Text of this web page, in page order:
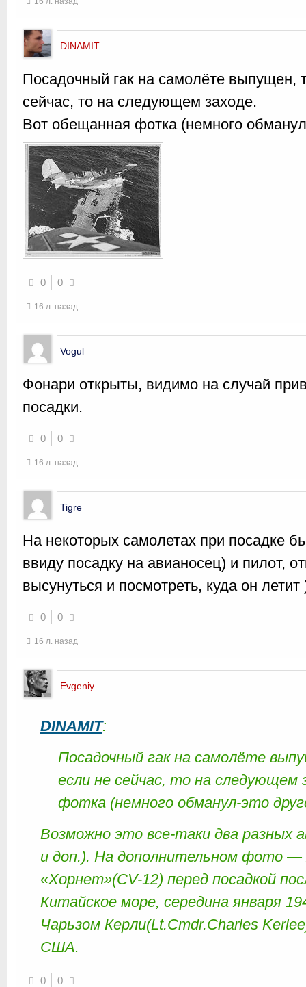
DINAMIT
Посадочный гак на самолёте выпущен,
сейчас, то на следующем заходе.
Вот обещанная фотка (немного
0 0
16 л. назад
Vogul
Фонари открыты, видимо на случай
посадки.
0 0
16 л. назад
Tigre
На некоторых самолетах при посадке
ввиду посадку на авианосец) и пилот,
высунуться и посмотреть, куда он летит
0 0
16 л. назад
Evgeniy
DINAMIT:
Посадочный гак на самолёте
если не сейчас, то на следующем
фотка (немного обманул-это
Возможно это все-таки два разных
и доп.). На дополнительном фото —
«Хорнет»(СV-12) перед посадкой
Китайское море, середина января
Чарьзом Керли(Lt.Cmdr.Charles
США.
0 0